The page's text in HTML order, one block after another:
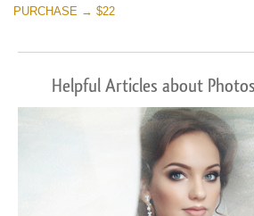
PURCHASE → $22
Helpful Articles about